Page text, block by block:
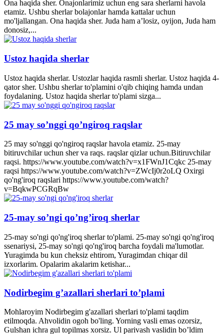
Ona haqida sher. Onajonlarimiz uchun eng sara sherlarni havola
etamiz. Ushbu sherlar bolajonlar hamda kattalar uchun
mo'ljallangan. Ona haqida sher. Juda ham a’losiz, oyijon, Juda ham
donosiz,...
Ustoz haqida sherlar
Ustoz haqida sherlar. Ustozlar haqida rasmli sherlar. Ustoz haqida 4-
qator sher. Ushbu sherlar to'plamini o'qib chiqing hamda undan
foydalaning. Ustoz haqida sherlar to'plami sizga...
25 may so’nggi qo’ngiroq raqslar
25 may so'nggi qo'ngiroq raqslar havola etamiz. 25-may
bitiruvchilar uchun sher va raqs. raqslar qizlar uchun.Bitiruvchilar
raqsi. https://www.youtube.com/watch?v=x1FWnJ1Cqkc 25-may
raqsi https://www.youtube.com/watch?v=ZWcIj0r2oLQ Oxirgi
qo'ng'iroq raqslari https://www.youtube.com/watch?
v=BqkwPCGRqBw
25-may so’ngi qo’ng’iroq sherlar
25-may so'ngi qo'ng'iroq sherlar to'plami. 25-may so'ngi qo'ng'iroq
ssenariysi, 25-may so'ngi qo'ng'iroq barcha foydali ma'lumotlar.
Yuragimda bu kun cheksiz ehtirom, Yuragimdan chiqar dil
izxorlarim. Opalarim akalarim ketishar...
Nodirbegim g’azallari sherlari to’plami
Mohlaroyim Nodirbegim g'azallari sherlari to'plami taqdim
etilmoqda. Ahvolidin ogoh bo'ling. Yorning vasli emas ozorsiz,
Gulshan ichra gul topilmas xorsiz. Ul parivash vaslidin bo’ldim